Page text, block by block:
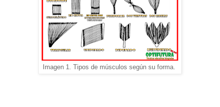
Imagen 1. Tipos de músculos según su forma.